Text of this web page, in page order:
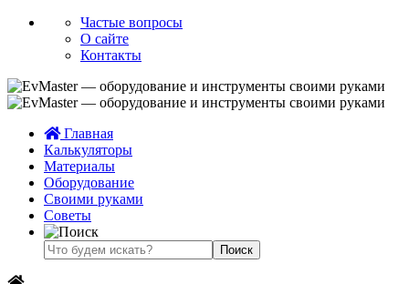
Частые вопросы
О сайте
Контакты
Главная
Калькуляторы
Материалы
Оборудование
Своими руками
Советы